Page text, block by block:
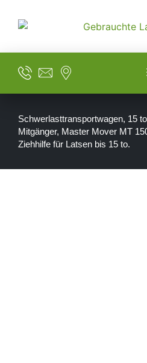
Schwerlasttransportwagen, 15
Mitgänger, Master Mover MT
Ziehhilfe für Latsen bis 15 to.